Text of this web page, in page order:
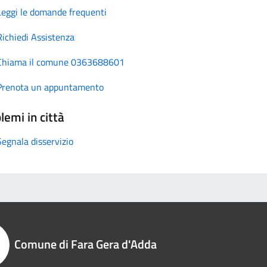
le domande frequenti
Assistenza
il comune 0363688601
un appuntamento
in città
disservizio
Comune di Fara Gera d'Adda